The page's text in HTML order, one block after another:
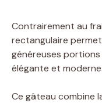
Contrairement au
rectangulaire
généreuses
élégante et moderne.
Ce gâteau combine